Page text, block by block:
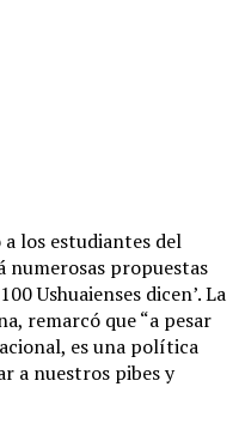
los estudiantes del
propuestas
Ushuaienses dicen’. La
remarcó que “a pesar
es una política
a nuestros pibes y